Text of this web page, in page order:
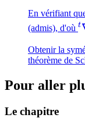
En vérifiant
(admis), d'où
f
f
t
Obtenir la
théorème de
Pour aller
Le chapitre